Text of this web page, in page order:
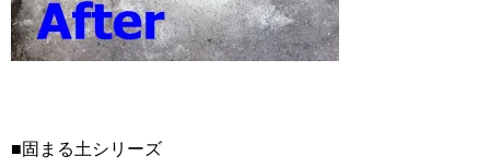
■固まる土シリーズ